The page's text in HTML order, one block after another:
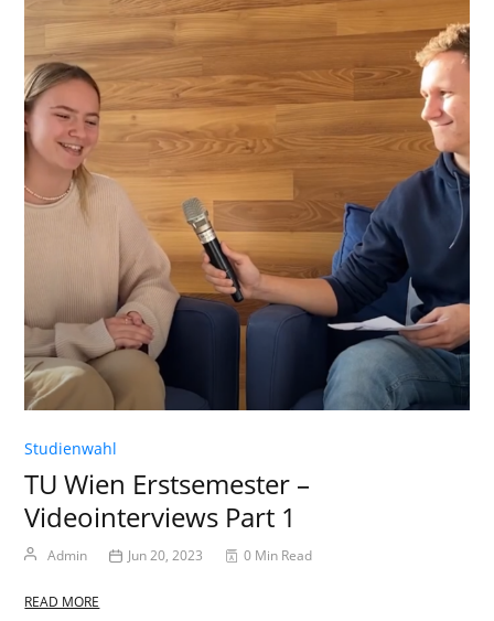
Studienwahl
TU Wien Erstsemester –
Videointerviews Part 1
Admin Jun 20, 2023 0 Min Read
READ MORE